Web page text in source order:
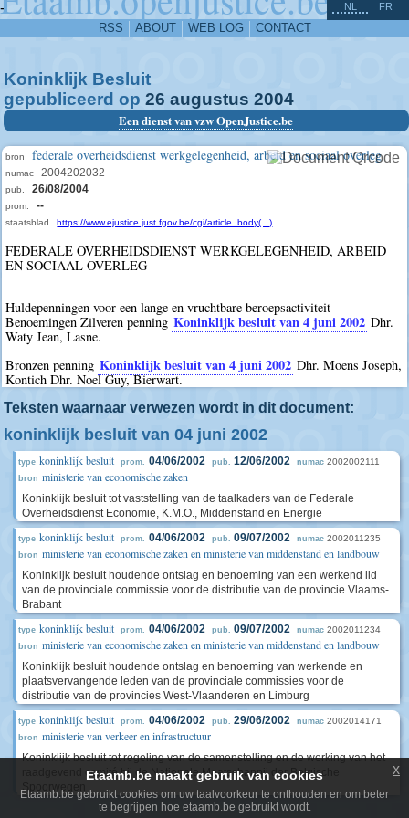
-
RSS ABOUT WEB LOG CONTACT
NL FR
Koninklijk Besluit
gepubliceerd op 26 augustus 2004
Een dienst van vzw OpenJustice.be
bron federale overheidsdienst werkgelegenheid, arbeid en sociaal overleg
numac 2004202032
pub. 26/08/2004
prom. --
staatsblad https://www.ejustice.just.fgov.be/cgi/article_body(...)
FEDERALE OVERHEIDSDIENST WERKGELEGENHEID, ARBEID
EN SOCIAAL OVERLEG
Huldepenningen voor een lange en vruchtbare beroepsactiviteit
Benoemingen Zilveren penning Koninklijk besluit van 4 juni 2002 Dhr.
Waty Jean, Lasne.
Bronzen penning Koninklijk besluit van 4 juni 2002 Dhr. Moens Joseph,
Kontich Dhr. Noel Guy, Bierwart.
Teksten waarnaar verwezen wordt in dit document:
koninklijk besluit van 04 juni 2002
type koninklijk besluit prom. 04/06/2002 pub. 12/06/2002 numac 2002002111
bron ministerie van economische zaken
Koninklijk besluit tot vaststelling van de taalkaders van de Federale
Overheidsdienst Economie, K.M.O., Middenstand en Energie
type koninklijk besluit prom. 04/06/2002 pub. 09/07/2002 numac 2002011235
bron ministerie van economische zaken en ministerie van middenstand en landbouw
Koninklijk besluit houdende ontslag en benoeming van een werkend lid
van de provinciale commissie voor de distributie van de provincie Vlaams-
Brabant
type koninklijk besluit prom. 04/06/2002 pub. 09/07/2002 numac 2002011234
bron ministerie van economische zaken en ministerie van middenstand en landbouw
Koninklijk besluit houdende ontslag en benoeming van werkende en
plaatsvervangende leden van de provinciale commissies voor de
distributie van de provincies West-Vlaanderen en Limburg
type koninklijk besluit prom. 04/06/2002 pub. 29/06/2002 numac 2002014171
bron ministerie van verkeer en infrastructuur
Koninklijk besluit tot regeling van de samenstelling en de werking van het
raadgevend comité bij de Nationale Maatschappij der Belgische
Spoorwegen
^
Etaamb.be maakt gebruik van cookies
Etaamb.be gebruikt cookies om uw taalvoorkeur te onthouden en om beter
te begrijpen hoe etaamb.be gebruikt wordt.
x